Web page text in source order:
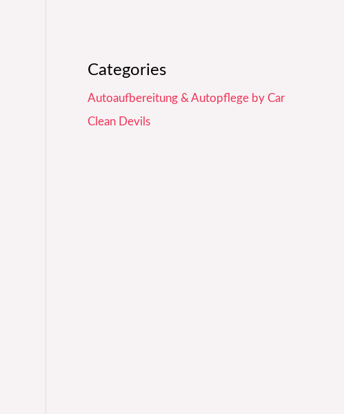
Categories
Autoaufbereitung & Autopflege by Car
Clean Devils